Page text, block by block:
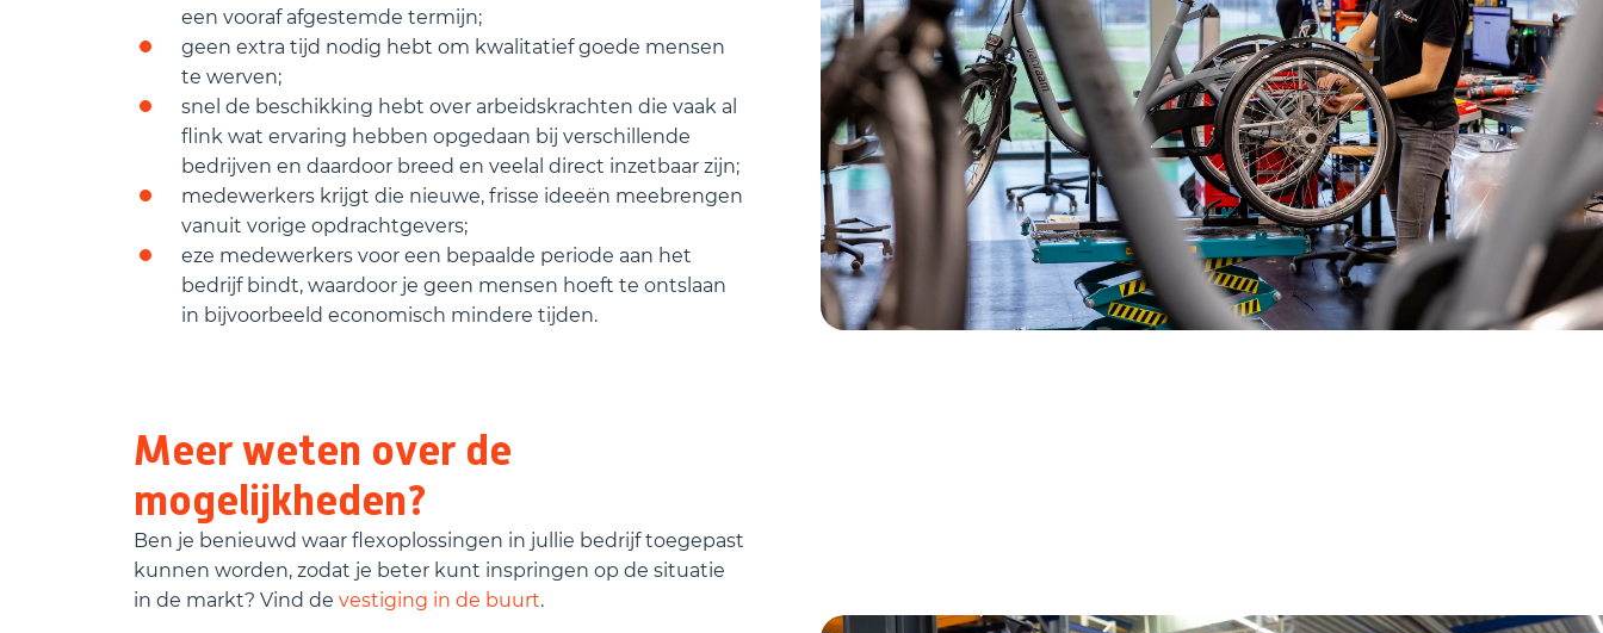
een vooraf afgestemde termijn;
geen extra tijd nodig hebt om kwalitatief goede mensen
te werven;
snel de beschikking hebt over arbeidskrachten die vaak al
flink wat ervaring hebben opgedaan bij verschillende
bedrijven en daardoor breed en veelal direct inzetbaar zijn;
medewerkers krijgt die nieuwe, frisse ideeën meebrengen
vanuit vorige opdrachtgevers;
eze medewerkers voor een bepaalde periode aan het
bedrijf bindt, waardoor je geen mensen hoeft te ontslaan
in bijvoorbeeld economisch mindere tijden.
Meer weten over de
mogelijkheden?
Ben je benieuwd waar flexoplossingen in jullie bedrijf toegepast
kunnen worden, zodat je beter kunt inspringen op de situatie
in de markt? Vind de vestiging in de buurt.